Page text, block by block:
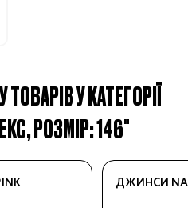
У КАТЕГОРІЇ
РОЗМІР: 146"
ДЖИНСИ